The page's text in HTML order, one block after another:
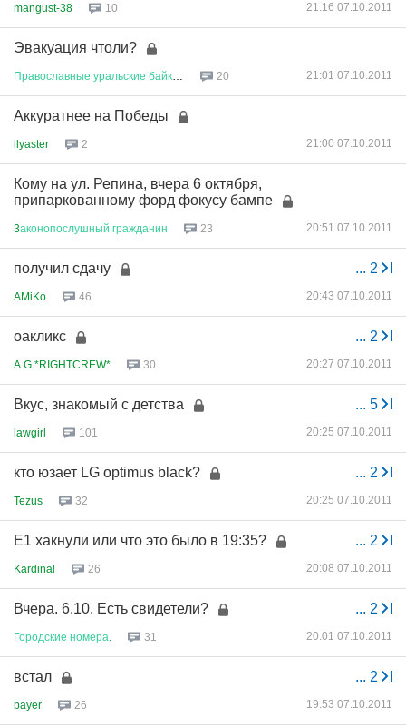
mangust-38 10 21:16 07.10.2011
Эвакуация чтоли?
Православные уральские байкеры 20 21:01 07.10.2011
Аккуратнее на Победы
ilyaster 2 21:00 07.10.2011
Кому на ул. Репина, вчера 6 октября,
припаркованному форд фокусу бампе
3аконопослушный гражданин 23 20:51 07.10.2011
... 2
получил сдачу
AMiKo 46 20:43 07.10.2011
... 2
оакликс
A.G.*RIGHTCREW* 30 20:27 07.10.2011
... 5
Вкус, знакомый с детства
lawgirl 101 20:25 07.10.2011
... 2
кто юзает LG optimus black?
Tezus 32 20:25 07.10.2011
... 2
Е1 хакнули или что это было в 19:35?
Kardinal 26 20:08 07.10.2011
... 2
Вчера. 6.10. Есть свидетели?
Городские номера 31 20:01 07.10.2011
... 2
встал
bayer 26 19:53 07.10.2011